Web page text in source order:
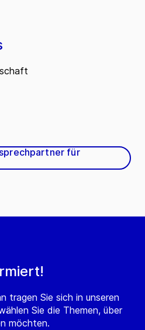
tragen Sie sich in unseren
Sie die Themen, über
möchten.
für